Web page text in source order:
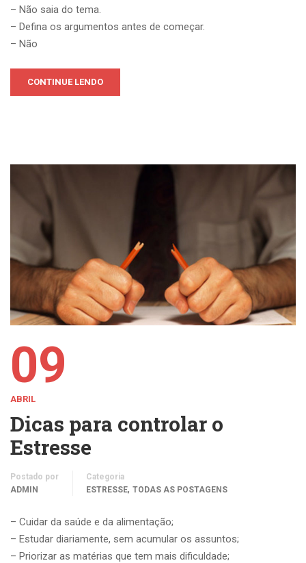
– Não saia do tema.
– Defina os argumentos antes de começar.
– Não
CONTINUE LENDO
09
ABRIL
Dicas para controlar o
Estresse
Postado por
ADMIN
Categoria
ESTRESSE, TODAS AS POSTAGENS
– Cuidar da saúde e da alimentação;
– Estudar diariamente, sem acumular os assuntos;
– Priorizar as matérias que tem mais dificuldade;